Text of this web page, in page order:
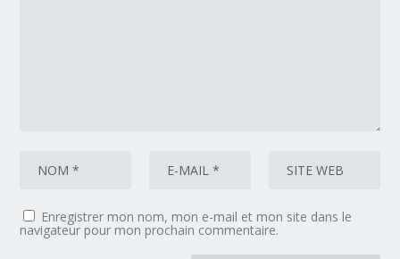
Enregistrer mon nom, mon e-mail et mon site dans le
navigateur pour mon prochain commentaire.